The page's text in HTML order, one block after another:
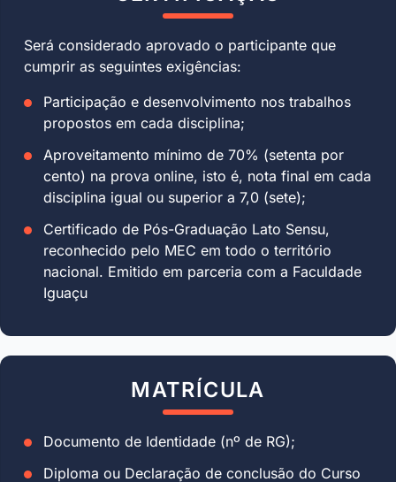
Será considerado aprovado o participante que
cumprir as seguintes exigências:
Participação e desenvolvimento nos trabalhos
propostos em cada disciplina;
Aproveitamento mínimo de 70% (setenta por
cento) na prova online, isto é, nota final em cada
disciplina igual ou superior a 7,0 (sete);
Certificado de Pós-Graduação Lato Sensu,
reconhecido pelo MEC em todo o território
nacional. Emitido em parceria com a Faculdade
Iguaçu
MATRÍCULA
Documento de Identidade (nº de RG);
Diploma ou Declaração de conclusão do Curso